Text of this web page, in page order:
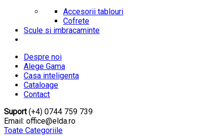
Accesorii tablouri
Cofrete
Scule si imbracaminte
Despre noi
Alege Gama
Casa inteligenta
Cataloage
Contact
Suport(+4) 0744 759 739
Email: office@elda.ro
Toate Categoriile